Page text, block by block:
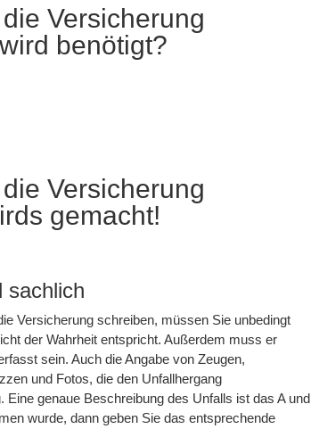
Versicherung
benötigt?
Versicherung
gemacht!
sachlich
Versicherung schreiben, müssen Sie unbedingt
der Wahrheit entspricht. Außerdem muss er
sein. Auch die Angabe von Zeugen,
und Fotos, die den Unfallhergang
genaue Beschreibung des Unfalls ist das A und
wurde, dann geben Sie das entsprechende